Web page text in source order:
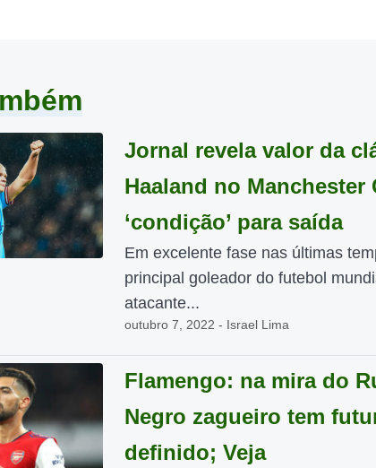
Jornal revela valor da
Haaland no Manchester
‘condição’ para saída
Em excelente fase nas últimas
principal goleador do futebol
atacante...
outubro 7, 2022 - Israel Lima
Flamengo: na mira do
Negro zagueiro tem
definido; Veja